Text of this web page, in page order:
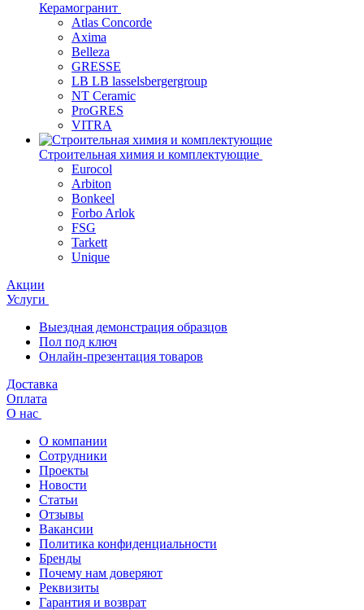
Керамогранит
Atlas Concorde
Axima
Belleza
GRESSE
LB LB lasselsbergergroup
NT Ceramic
ProGRES
VITRA
Строительная химия и комплектующие
Eurocol
Arbiton
Bonkeel
Forbo Arlok
FSG
Tarkett
Unique
Акции
Услуги
Выездная демонстрация образцов
Пол под ключ
Онлайн-презентация товаров
Доставка
Оплата
О нас
О компании
Сотрудники
Проекты
Новости
Статьи
Отзывы
Вакансии
Политика конфиденциальности
Бренды
Почему нам доверяют
Реквизиты
Гарантия и возврат